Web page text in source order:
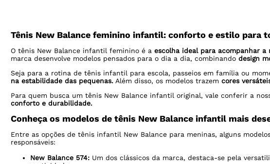
Tênis New Balance feminino infantil: conforto e estilo para
O tênis New Balance infantil feminino é a escolha ideal para acompanhar a
marca desenvolve modelos pensados para o dia a dia, combinando design
Seja para a rotina de tênis infantil para escola, passeios em família ou
na estabilidade das pequenas. Além disso, os modelos trazem cores
Para quem busca um tênis New Balance infantil original, vale conferir a
conforto e durabilidade.
Conheça os modelos de tênis New Balance infantil mais
Entre as opções de tênis infantil New Balance para meninas, alguns
responsáveis:
New Balance 574: Um dos clássicos da marca, destaca-se pela